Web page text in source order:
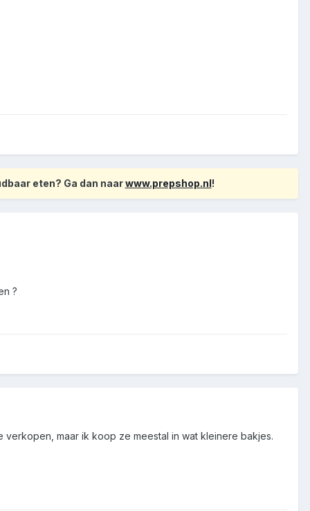
eten? Ga dan naarwww.prepshop.nl!
?
maar ik koop ze meestal in wat kleinere bakjes.